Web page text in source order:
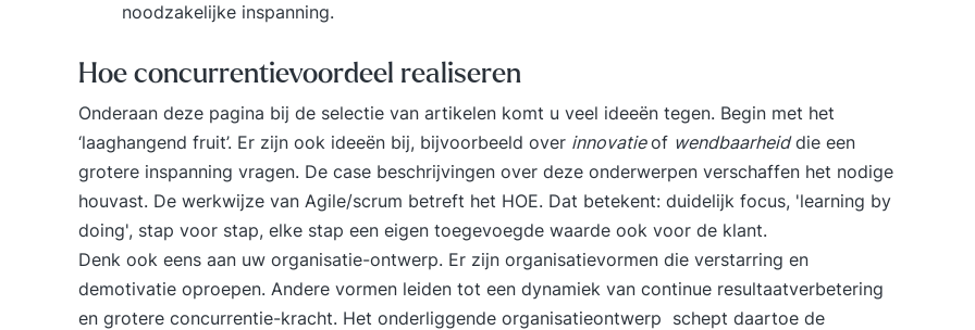
noodzakelijke inspanning.
Hoe concurrentievoordeel realiseren
Onderaan deze pagina bij de selectie van artikelen komt u veel ideeën tegen. Begin met het
‘laaghangend fruit’. Er zijn ook ideeën bij, bijvoorbeeld over innovatieof wendbaarheiddie een
grotere inspanning vragen. De case beschrijvingen over deze onderwerpen verschaffen het nodige
houvast. De werkwijze van Agile/scrum betreft het HOE. Dat betekent: duidelijk focus, 'learning by
doing', stap voor stap, elke stap een eigen toegevoegde waarde ook voor de klant.
Denk ook eens aan uw organisatie-ontwerp. Er zijn organisatievormen die verstarring en
demotivatie oproepen. Andere vormen leiden tot een dynamiek van continue resultaatverbetering
en grotere concurrentie-kracht. Het onderliggende organisatieontwerp schept daartoe de